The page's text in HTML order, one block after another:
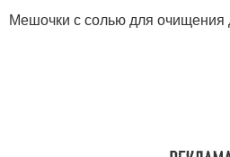
Мешочки с солью для очищения